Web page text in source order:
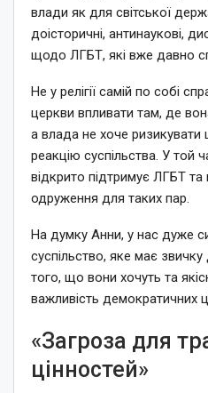
влади як для світської
доісторичні, антинаукові,
щодо ЛГБТ, які вже давно
Не у релігії самій по собі
церкви впливати там, де
а влада не хоче ризикувати
реакцію суспільства. У той
відкрито підтримує ЛГБТ та
одруження для таких пар.
На думку Анни, у нас дуже
суспільство, яке має
того, що вони хочуть та
важливість демократичних
«Загроза для
цінностей»